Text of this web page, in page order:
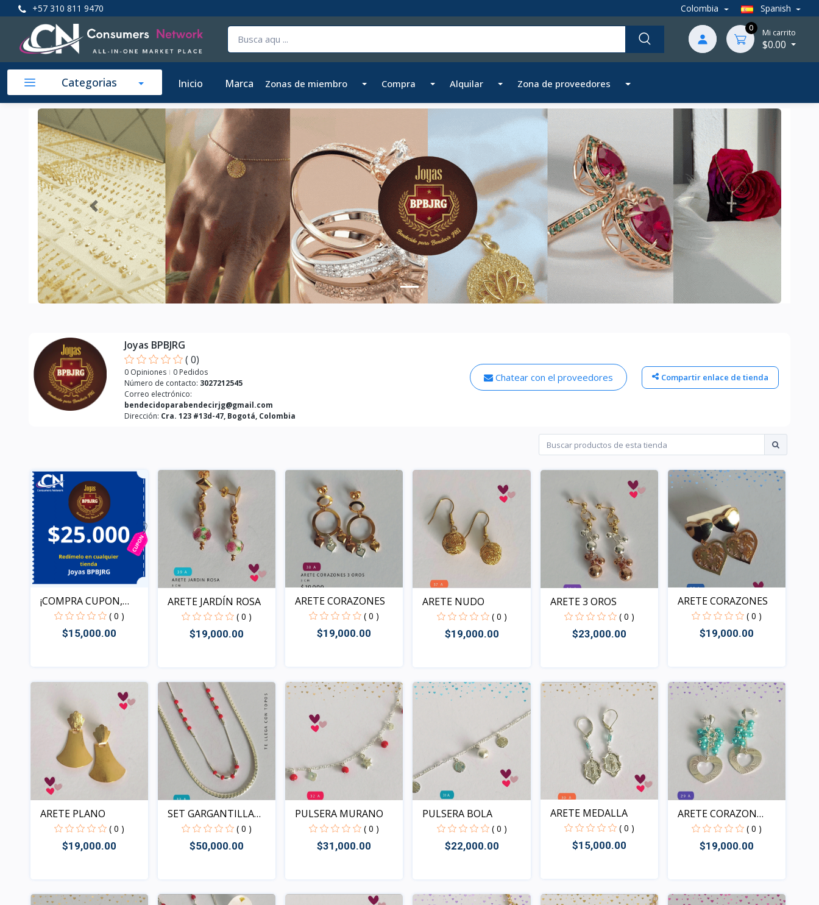
+57 310 811 9470 Colombia Spanish
0 Mi carrito
$0.00
Categorias Inicio Marca Zonas de miembro Compra Alquilar Zona de proveedores
Anterior Próximo
Joyas BPBJRG
( 0)
0 Opiniones
0 Pedidos
Número de contacto: 3027212545
Correo electrónico:
bendecidoparabendecirjg@gmail.com
Dirección: Cra. 123 #13d-47, Bogotá, Colombia
Chatear con el proveedores Compartir enlace de tienda
¡COMPRA CUPON,
REDIME T...
( 0 )
$15,000.00
ARETE JARDÍN ROSA
( 0 )
$19,000.00
Rápido Vista
ARETE CORAZONES
( 0 )
$19,000.00
ARETE NUDO
( 0 )
$19,000.00
Rápido Vista
ARETE 3 OROS
( 0 )
$23,000.00
Rápido Vista
ARETE CORAZONES
( 0 )
$19,000.00
ARETE PLANO
( 0 )
$19,000.00
Rápido Vista
SET GARGANTILLA
PLANA
( 0 )
$50,000.00
Rápido Vista
PULSERA MURANO
( 0 )
$31,000.00
PULSERA BOLA
( 0 )
$22,000.00
ARETE MEDALLA
( 0 )
$15,000.00
ARETE CORAZON
BISELADO
( 0 )
$19,000.00